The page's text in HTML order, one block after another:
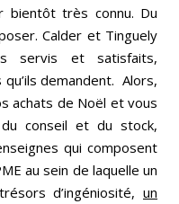
bientôt très connu. Du
Calder et Tinguely
servis et satisfaits,
demandent. Alors,
achats de Noël et vous
conseil et du stock,
qui composent
au sein de laquelle un
d’ingéniosité, un